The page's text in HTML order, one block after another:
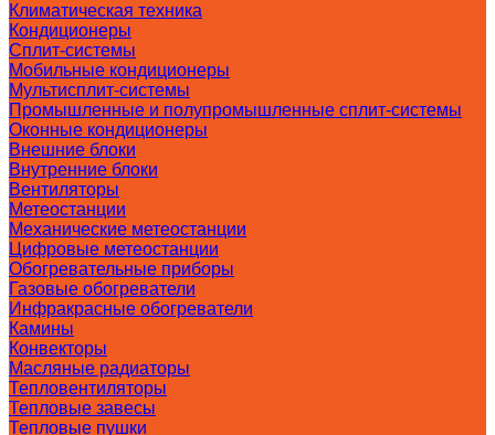
Климатическая техника
Кондиционеры
Сплит-системы
Мобильные кондиционеры
Мультисплит-системы
Промышленные и полупромышленные сплит-системы
Оконные кондиционеры
Внешние блоки
Внутренние блоки
Вентиляторы
Метеостанции
Механические метеостанции
Цифровые метеостанции
Обогревательные приборы
Газовые обогреватели
Инфракрасные обогреватели
Камины
Конвекторы
Масляные радиаторы
Тепловентиляторы
Тепловые завесы
Тепловые пушки